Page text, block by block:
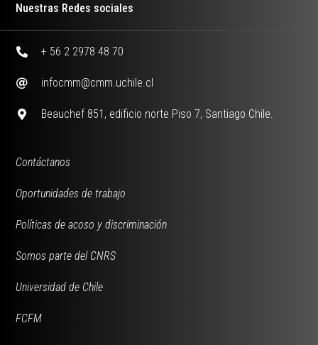
Nuestras Redes sociales
+ 56 2 2978 48 70
infocmm@cmm.uchile.cl
Beauchef 851, edificio norte Piso 7, Santiago Chile.
Contáctanos
Oportunidades de trabajo
Políticas de acoso y discriminación
Somos parte del CNRS
Universidad de Chile
FCFM